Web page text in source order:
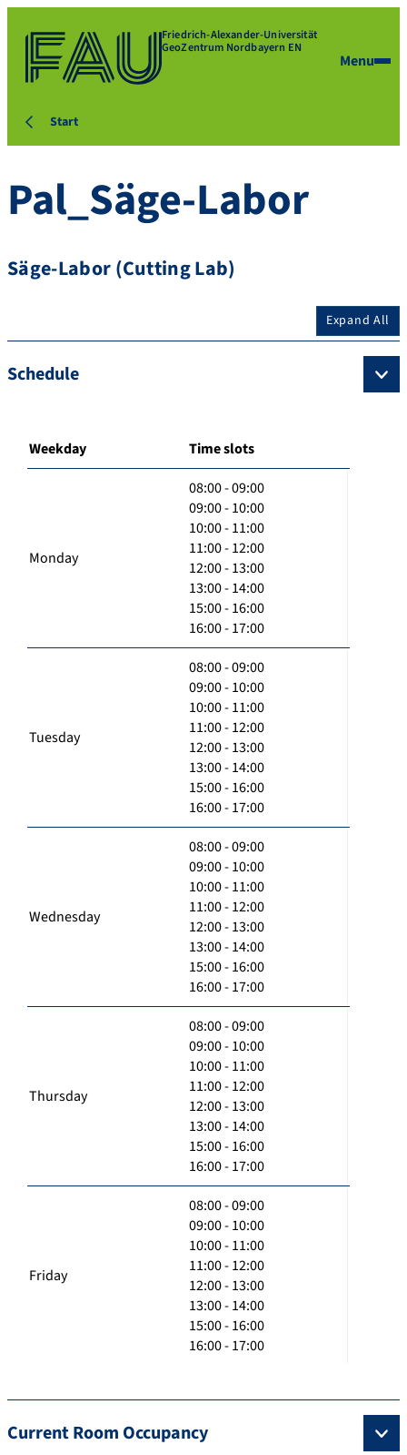
Friedrich-Alexander-Universität
GeoZentrum Nordbayern EN
Menu
Start
Pal_Säge-Labor
Säge-Labor (Cutting Lab)
Expand All
Schedule
Weekday Time slots
Monday
08:00 - 09:00
09:00 - 10:00
10:00 - 11:00
11:00 - 12:00
12:00 - 13:00
13:00 - 14:00
15:00 - 16:00
16:00 - 17:00
Tuesday
08:00 - 09:00
09:00 - 10:00
10:00 - 11:00
11:00 - 12:00
12:00 - 13:00
13:00 - 14:00
15:00 - 16:00
16:00 - 17:00
Wednesday
08:00 - 09:00
09:00 - 10:00
10:00 - 11:00
11:00 - 12:00
12:00 - 13:00
13:00 - 14:00
15:00 - 16:00
16:00 - 17:00
Thursday
08:00 - 09:00
09:00 - 10:00
10:00 - 11:00
11:00 - 12:00
12:00 - 13:00
13:00 - 14:00
15:00 - 16:00
16:00 - 17:00
Friday
08:00 - 09:00
09:00 - 10:00
10:00 - 11:00
11:00 - 12:00
12:00 - 13:00
13:00 - 14:00
15:00 - 16:00
16:00 - 17:00
Current Room Occupancy